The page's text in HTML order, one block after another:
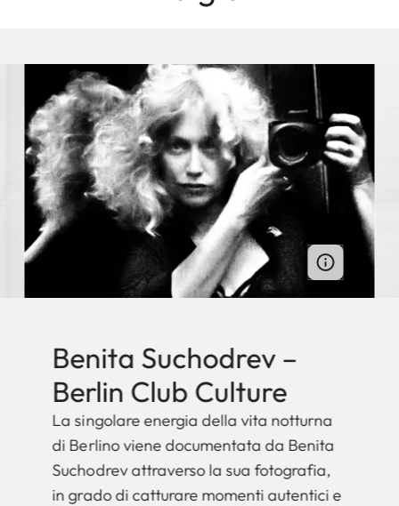
Benita Suchodrev –
Berlin Club Culture
La singolare energia della vita notturna
di Berlino viene documentata da Benita
Suchodrev attraverso la sua fotografia,
in grado di catturare momenti autentici e